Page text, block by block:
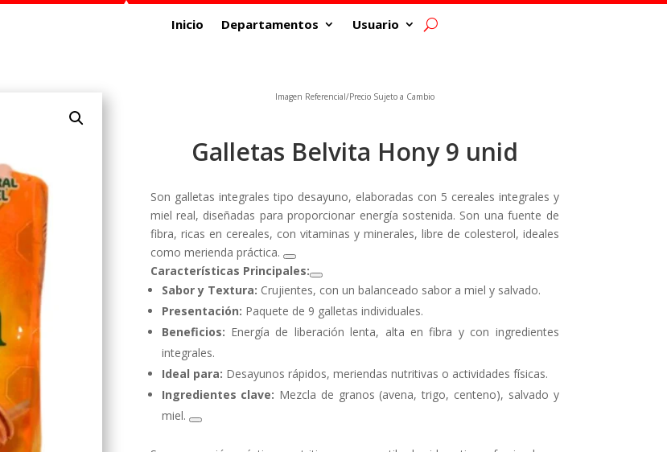
Inicio Departamentos Usuario
Imagen Referencial/Precio Sujeto a Cambio
Galletas Belvita Hony 9 unid
Son galletas integrales tipo desayuno, elaboradas con 5 cereales integrales y
miel real, diseñadas para proporcionar energía sostenida. Son una fuente de
fibra, ricas en cereales, con vitaminas y minerales, libre de colesterol, ideales
como merienda práctica.
Características Principales:
Sabor y Textura: Crujientes, con un balanceado sabor a miel y salvado.
Presentación: Paquete de 9 galletas individuales.
Beneficios: Energía de liberación lenta, alta en fibra y con ingredientes
integrales.
Ideal para: Desayunos rápidos, meriendas nutritivas o actividades físicas.
Ingredientes clave: Mezcla de granos (avena, trigo, centeno), salvado y
miel.